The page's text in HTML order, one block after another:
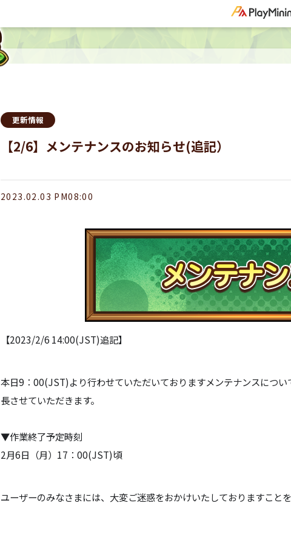
更新情報
【2/6】メンテナンスのお知らせ(追記）
2023.02.03 PM08:00
【2023/2/6 14:00(JST)追記】
本日9：00(JST)より行わせていただいておりますメンテナンスにつ
長させていただきます。
▼作業終了予定時刻
2月6日（月）17：00(JST)頃
ユーザーのみなさまには、大変ご迷惑をおかけいたしておりますことを